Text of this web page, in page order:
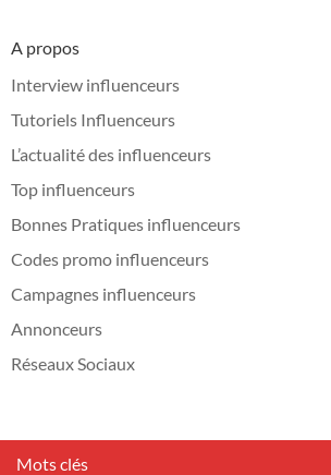
A propos
Interview influenceurs
Tutoriels Influenceurs
L’actualité des influenceurs
Top influenceurs
Bonnes Pratiques influenceurs
Codes promo influenceurs
Campagnes influenceurs
Annonceurs
Réseaux Sociaux
Mots clés